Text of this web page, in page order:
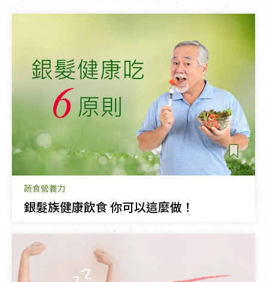
蔬食營養力
銀髮族健康飲食 你可以這麼做！